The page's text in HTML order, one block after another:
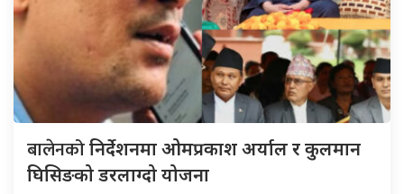
बालेनकोनिर्देशनमा ओमप्रकाश अर्याल र कुलमान
घिसिङको डरलाग्दो योजना